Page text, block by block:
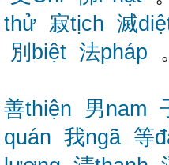
thử 寂tịch 滅
別biệt 法pháp 。
善thiện 男nam
quán 我ngã 等